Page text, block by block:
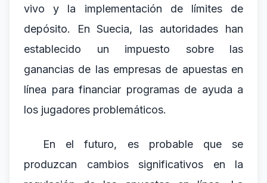
vivo y la implementación de límites de
depósito. En Suecia, las autoridades han
establecido un impuesto sobre las
ganancias de las empresas de apuestas en
línea para financiar programas de ayuda a
los jugadores problemáticos.
En el futuro, es probable que se
produzcan cambios significativos en la